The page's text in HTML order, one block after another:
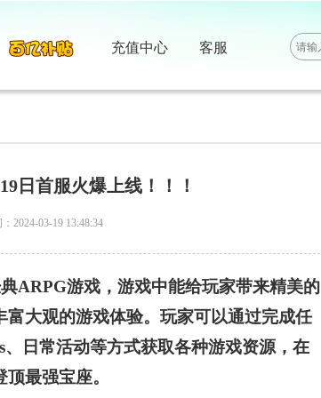
充值中心 客服
日首服火爆上线！！！
2024-03-19 13:48:34
ARPG游戏，游戏中能给玩家带来精美的
大观的游戏体验。玩家可以通过完成任
日常活动等方式获取各种游戏资源，在
最强宝座。